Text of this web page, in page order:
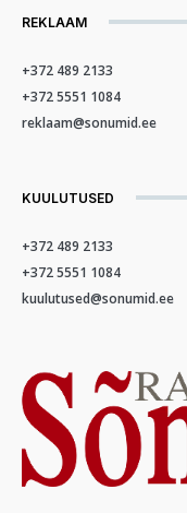
REKLAAM
+372 489 2133
+372 5551 1084
reklaam@sonumid.ee
KUULUTUSED
+372 489 2133
+372 5551 1084
kuulutused@sonumid.ee